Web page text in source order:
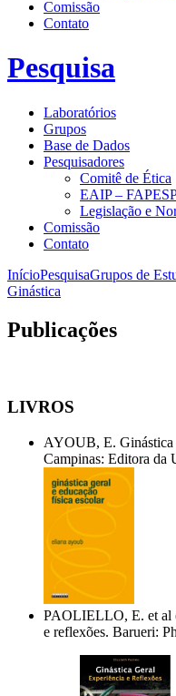
Comissão
Contato
Pesquisa
Laboratórios
Grupos
Base de Dados
Pesquisadores
Comitê de Ética
EAIP –
Legislação e
Comissão
Contato
InícioPesquisaGrupos de
Ginástica
Publicações
LIVROS
AYOUB, E. Ginástica
Campinas: Editora da
PAOLIELLO, E. et al
e reflexões. Barueri: